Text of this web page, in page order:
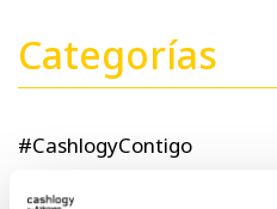
Categorías
#CashlogyContigo